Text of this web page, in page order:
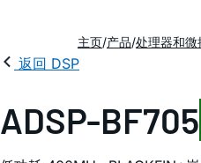
主页 产品 处理器和微
返回 DSP
ADSP-BF705